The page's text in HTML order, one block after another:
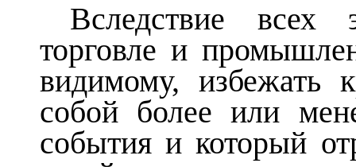
Вследствие всех
торговле и
видимому, избежать
собой более или
события и который